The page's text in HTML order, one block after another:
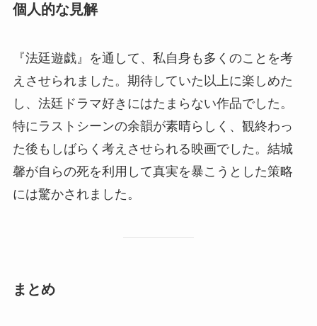
個人的な見解
『法廷遊戯』を通して、私自身も多くのことを考
えさせられました。期待していた以上に楽しめた
し、法廷ドラマ好きにはたまらない作品でした。
特にラストシーンの余韻が素晴らしく、観終わっ
た後もしばらく考えさせられる映画でした。結城
馨が自らの死を利用して真実を暴こうとした策略
には驚かされました。
まとめ